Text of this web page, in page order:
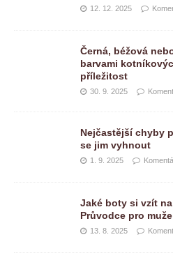
12. 12. 2025
Černá, béžová
barvami
příležitost
30. 9. 2025
Nejčastější chyby
se jim vyhnout
1. 9. 2025
Jaké boty si vzít
Průvodce pro muže
13. 8. 2025